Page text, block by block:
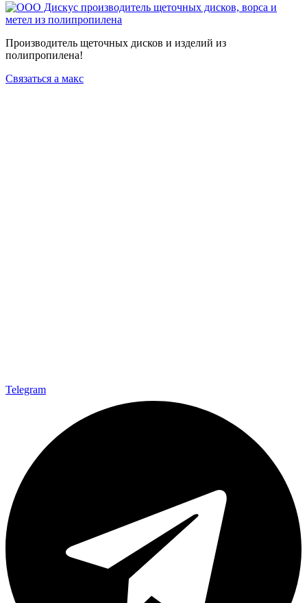
Производитель щеточных дисков и изделий из
полипропилена!
Связаться а макс
Telegram